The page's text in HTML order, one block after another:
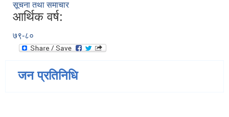
सूचना तथा समाचार
आर्थिक वर्ष:
७९-८०
जन प्रतिनिधि